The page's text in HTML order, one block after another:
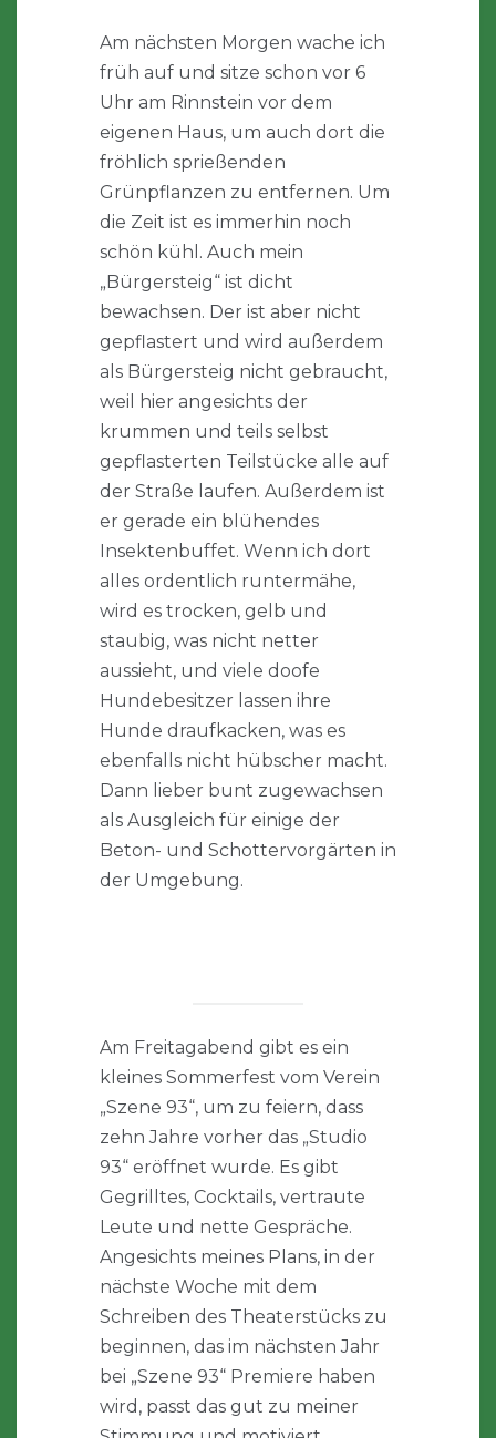
Am nächsten Morgen wache ich
früh auf und sitze schon vor 6
Uhr am Rinnstein vor dem
eigenen Haus, um auch dort die
fröhlich sprießenden
Grünpflanzen zu entfernen. Um
die Zeit ist es immerhin noch
schön kühl. Auch mein
„Bürgersteig“ ist dicht
bewachsen. Der ist aber nicht
gepflastert und wird außerdem
als Bürgersteig nicht gebraucht,
weil hier angesichts der
krummen und teils selbst
gepflasterten Teilstücke alle auf
der Straße laufen. Außerdem ist
er gerade ein blühendes
Insektenbuffet. Wenn ich dort
alles ordentlich runtermähe,
wird es trocken, gelb und
staubig, was nicht netter
aussieht, und viele doofe
Hundebesitzer lassen ihre
Hunde draufkacken, was es
ebenfalls nicht hübscher macht.
Dann lieber bunt zugewachsen
als Ausgleich für einige der
Beton- und Schottervorgärten in
der Umgebung.
Am Freitagabend gibt es ein
kleines Sommerfest vom Verein
„Szene 93“, um zu feiern, dass
zehn Jahre vorher das „Studio
93“ eröffnet wurde. Es gibt
Gegrilltes, Cocktails, vertraute
Leute und nette Gespräche.
Angesichts meines Plans, in der
nächste Woche mit dem
Schreiben des Theaterstücks zu
beginnen, das im nächsten Jahr
bei „Szene 93“ Premiere haben
wird, passt das gut zu meiner